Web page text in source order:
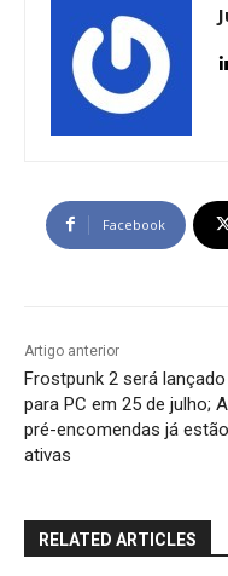
Facebook
Artigo anterior
Frostpunk 2 será lançado
para PC em 25 de julho;
pré-encomendas já estão
ativas
RELATED ARTICLES